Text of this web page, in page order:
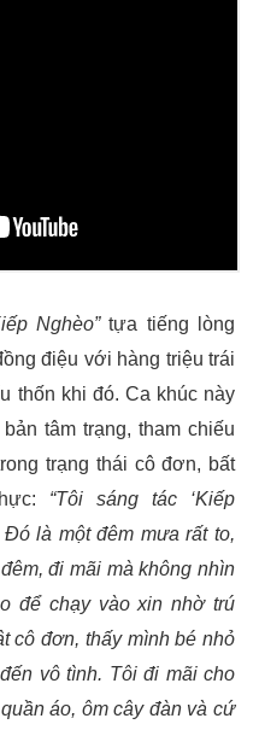
Nghèo”tựa tiếng lòng
điệu với hàng triệu trái
thốn khi đó. Ca khúc này
tâm trạng, tham chiếu
trạng thái cô đơn, bất
“Tôi sáng tác ‘Kiếp
Đó là một đêm mưa rất to,
đi mãi mà không nhìn
để chạy vào xin nhờ trú
cô đơn, thấy mình bé nhỏ
vô tình. Tôi đi mãi cho
áo, ôm cây đàn và cứ